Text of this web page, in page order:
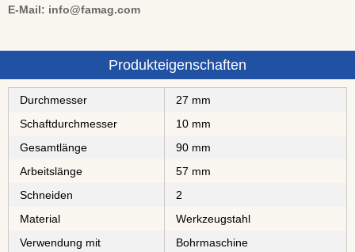
E-Mail: info@famag.com
Produkteigenschaften
Durchmesser
27 mm
Schaftdurchmesser
10 mm
Gesamtlänge
90 mm
Arbeitslänge
57 mm
Schneiden
2
Material
⁠⁠Werkzeugstahl
Verwendung mit
Bohrmaschine